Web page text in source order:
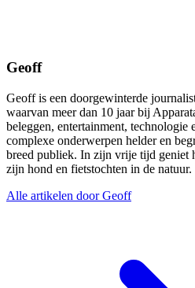
Geoff
Geoff is een doorgewinterde
waarvan meer dan 10 jaar bij
beleggen, entertainment, technologie
complexe onderwerpen helder en
breed publiek. In zijn vrije tijd geniet
zijn hond en fietstochten in de natuur.
Alle artikelen door Geoff